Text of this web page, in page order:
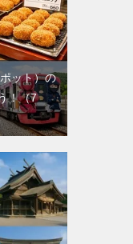
ット）の
！（7